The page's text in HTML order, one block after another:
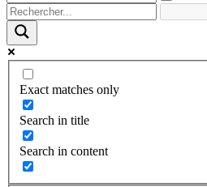
Exact matches only
Search in title
Search in content